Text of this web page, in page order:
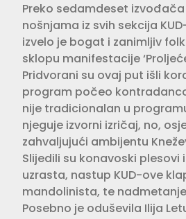
Preko sedamdeset
nošnjama iz svih sekcija
izvelo je bogat i zanimljiv
sklopu manifestacije
Pridvorani su ovaj put išli
program počeo
nije tradicionalan u
njeguje izvorni izričaj, no,
zahvaljujući ambijentu
Slijedili su konavoski plesovi
uzrasta, nastup KUD-ove
mandolinista, te
Posebno je oduševila Ilija